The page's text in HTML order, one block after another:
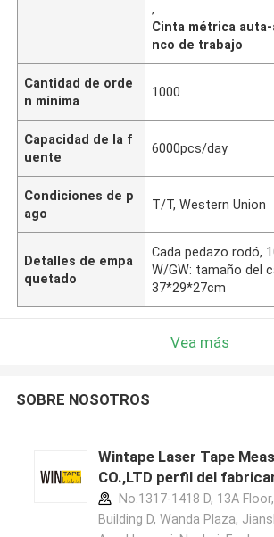
,
Cinta métrica
nco de trabajo
Cantidad de orde
n mínima
1000
Capacidad de la f
uente
6000pcs/day
Condiciones de p
ago
T/T, Western Union
Detalles de empa
quetado
Cada pedazo rodó,
W/GW: tamaño del
37*29*27cm
Vea más
SOBRE NOSOTROS
Wintape Laser Tape
CO.,LTD perfil del
No.1317-1418 D, 13A Floor,
Building D, Wanda Plaza,